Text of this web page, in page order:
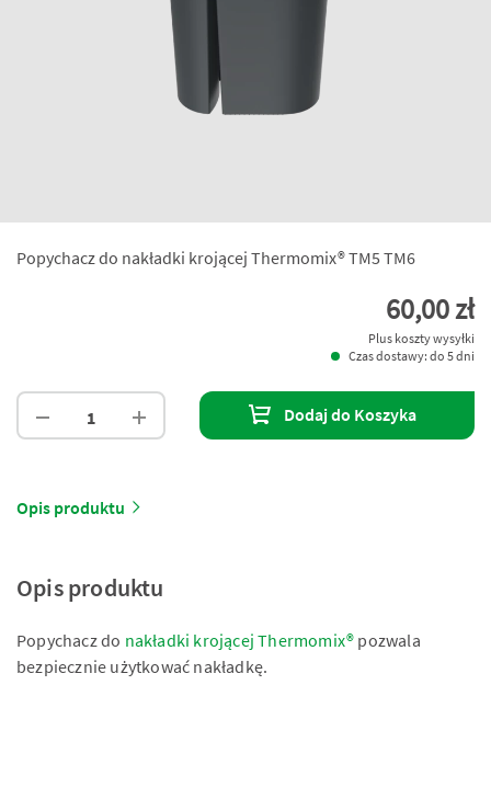
Popychacz do nakładki krojącej Thermomix® TM5 TM6
60,00 zł
Plus koszty wysyłki
Czas dostawy: do 5 dni
Dodaj do Koszyka
Opis produktu
Opis produktu
Popychacz do nakładki krojącej Thermomix® pozwala
bezpiecznie użytkować nakładkę.